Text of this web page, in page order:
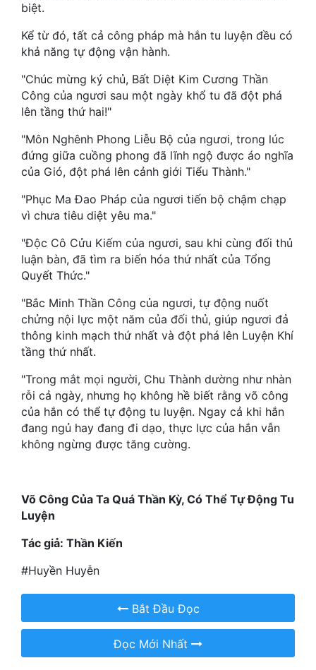
Góc Nhìn Nam
Góc Nhìn Nữ
Huyền Nghi
Hài Hước
Hệ Thống
Học Đường
Khoa Huyễn
Khoa Huyễn Không Gian
Kiếm Hiệp
Kỳ Huyễn
Kỳ Ảo
Linh Dị
Làm Giàu
Mạt Thế
Mỹ Thực
Ngôn Tình
Nữ Cường
Nữ Phụ
biệt.
Kể từ đó, tất cả công pháp mà hắn tu luyện đều có
khả năng tự động vận hành.
"Chúc mừng ký chủ, Bất Diệt Kim Cương Thần
Công của ngươi sau một ngày khổ tu đã đột phá
lên tầng thứ hai!"
"Môn Nghênh Phong Liễu Bộ của ngươi, trong lúc
đứng giữa cuồng phong đã lĩnh ngộ được áo nghĩa
của Gió, đột phá lên cảnh giới Tiểu Thành."
"Phục Ma Đao Pháp của ngươi tiến bộ chậm chạp
vì chưa tiêu diệt yêu ma."
"Độc Cô Cửu Kiếm của ngươi, sau khi cùng đối thủ
luận bàn, đã tìm ra biến hóa thứ nhất của Tổng
Quyết Thức."
"Bắc Minh Thần Công của ngươi, tự động nuốt
chửng nội lực một năm của đối thủ, giúp ngươi đả
thông kinh mạch thứ nhất và đột phá lên Luyện Khí
tầng thứ nhất.
"Trong mắt mọi người, Chu Thành dường như nhàn
rỗi cả ngày, nhưng họ không hề biết rằng võ công
của hắn có thể tự động tu luyện. Ngay cả khi hắn
đang ngủ hay đang đi dạo, thực lực của hắn vẫn
không ngừng được tăng cường.
Võ Công Của Ta Quá Thần Kỳ, Có Thể Tự Động Tu
Luyện
Tác giả: Thần Kiến
#Huyền Huyễn
Bắt Đầu Đọc
Đọc Mới Nhất